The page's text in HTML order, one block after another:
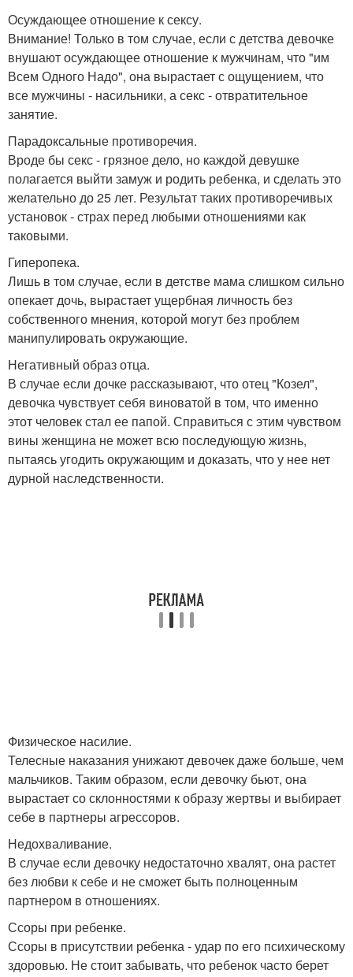
Осуждающее отношение к сексу.
Внимание! Только в том случае, если с детства девочке
внушают осуждающее отношение к мужчинам, что "им
Всем Одного Надо", она вырастает с ощущением, что
все мужчины - насильники, а секс - отвратительное
занятие.
Парадоксальные противоречия.
Вроде бы секс - грязное дело, но каждой девушке
полагается выйти замуж и родить ребенка, и сделать это
желательно до 25 лет. Результат таких противоречивых
установок - страх перед любыми отношениями как
таковыми.
Гиперопека.
Лишь в том случае, если в детстве мама слишком сильно
опекает дочь, вырастает ущербная личность без
собственного мнения, которой могут без проблем
манипулировать окружающие.
Негативный образ отца.
В случае если дочке рассказывают, что отец "Козел",
девочка чувствует себя виноватой в том, что именно
этот человек стал ее папой. Справиться с этим чувством
вины женщина не может всю последующую жизнь,
пытаясь угодить окружающим и доказать, что у нее нет
дурной наследственности.
Физическое насилие.
Телесные наказания унижают девочек даже больше, чем
мальчиков. Таким образом, если девочку бьют, она
вырастает со склонностями к образу жертвы и выбирает
себе в партнеры агрессоров.
Недохваливание.
В случае если девочку недостаточно хвалят, она растет
без любви к себе и не сможет быть полноценным
партнером в отношениях.
Ссоры при ребенке.
Ссоры в присутствии ребенка - удар по его психическому
здоровью. Не стоит забывать, что ребенок часто берет